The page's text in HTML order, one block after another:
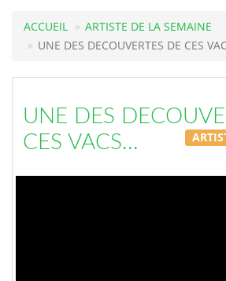
ACCUEIL
ARTISTE DE LA SEMAINE
UNE DES DECOUVERTES DE CES
UNE DES
CES VACS...